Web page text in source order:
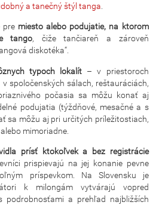
a tanečný štýl tanga.
pre miesto alebo podujatie, na ktorom
tango, čiže tančiareň a zároveň
diskotéka“.
typoch lokalít – v priestoroch
spoločenských sálach, reštauráciách,
počasia sa môžu konať aj
podujatia (týždňové, mesačné a s
sa môžu aj pri určitých príležitostiach,
mimoriadne.
prísť ktokoľvek a bez registrácie
prispievajú na jej konanie pevne
príspevkom. Na Slovensku je
k milongám vytvárajú vopred
podrobnosťami a prehľad najbližších